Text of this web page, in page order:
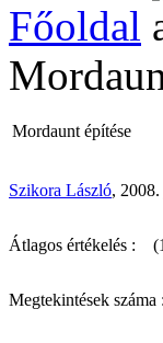
Főoldal
Mordaunt építése
Szikora László,
Átlagos értékelés :
Megtekintések